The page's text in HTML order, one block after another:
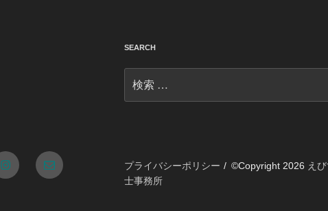
SEARCH
索:
Instagram
メ
プライバシーポリシー ©Copyright 2026 え
士事務所